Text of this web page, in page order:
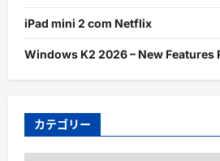
iPad mini 2 com Netflix
Windows K2 2026 – New Features
カテゴリー